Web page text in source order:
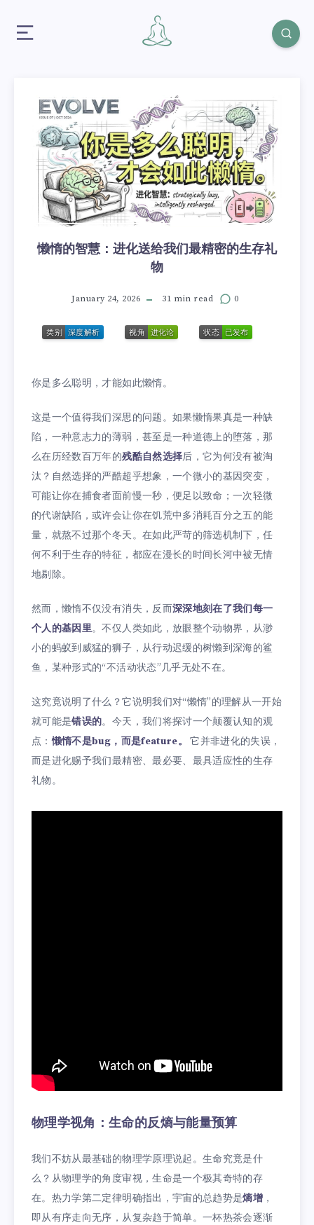
懒惰的智慧：进化送给我们最精密的生存礼
物
January 24, 2026 31 min read 0
你是多么聪明，才能如此懒惰。
这是一个值得我们深思的问题。如果懒惰果真是一种缺
陷，一种意志力的薄弱，甚至是一种道德上的堕落，那
么在历经数百万年的残酷自然选择后，它为何没有被淘
汰？自然选择的严酷超乎想象，一个微小的基因突变，
可能让你在捕食者面前慢一秒，便足以致命；一次轻微
的代谢缺陷，或许会让你在饥荒中多消耗百分之五的能
量，就熬不过那个冬天。在如此严苛的筛选机制下，任
何不利于生存的特征，都应在漫长的时间长河中被无情
地剔除。
然而，懒惰不仅没有消失，反而深深地刻在了我们每一
个人的基因里。不仅人类如此，放眼整个动物界，从渺
小的蚂蚁到威猛的狮子，从行动迟缓的树懒到深海的鲨
鱼，某种形式的“不活动状态”几乎无处不在。
这究竟说明了什么？它说明我们对“懒惰”的理解从一开始
就可能是错误的。今天，我们将探讨一个颠覆认知的观
点：懒惰不是bug，而是feature。
它并非进化的失误，
而是进化赐予我们最精密、最必要、最具适应性的生存
礼物。
物理学视角：生命的反熵与能量预算
我们不妨从最基础的物理学原理说起。生命究竟是什
么？从物理学的角度审视，生命是一个极其奇特的存
在。热力学第二定律明确指出，宇宙的总趋势是熵增 ，
即从有序走向无序，从复杂趋于简单。一杯热茶会逐渐